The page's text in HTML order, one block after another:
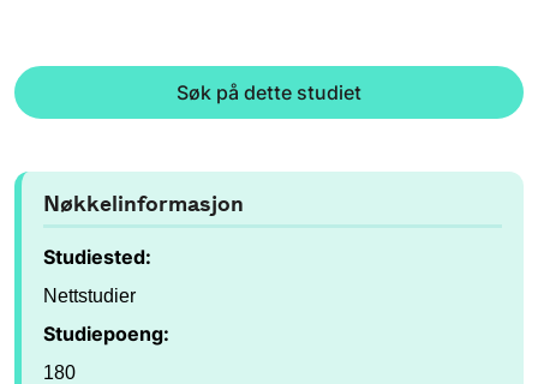
Søk på dette studiet
Nøkkelinformasjon
Studiested:
Nettstudier
Studiepoeng:
180